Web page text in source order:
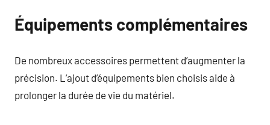
Équipements complémentaires
De nombreux accessoires permettent d’augmenter la
précision. L’ajout d’équipements bien choisis aide à
prolonger la durée de vie du matériel.